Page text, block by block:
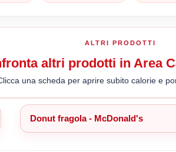
ALTRI PRODOTTI
altri prodotti in Area
una scheda per aprire subito calorie e
Donut fragola - McDonald's